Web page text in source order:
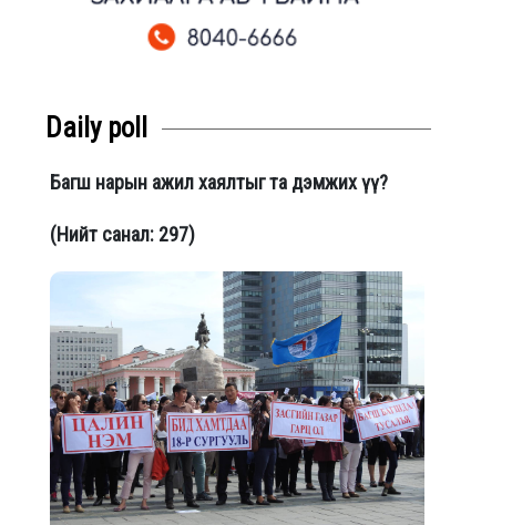
Daily poll
Багш нарын ажил хаялтыг та дэмжих үү?
(Нийт санал: 297)